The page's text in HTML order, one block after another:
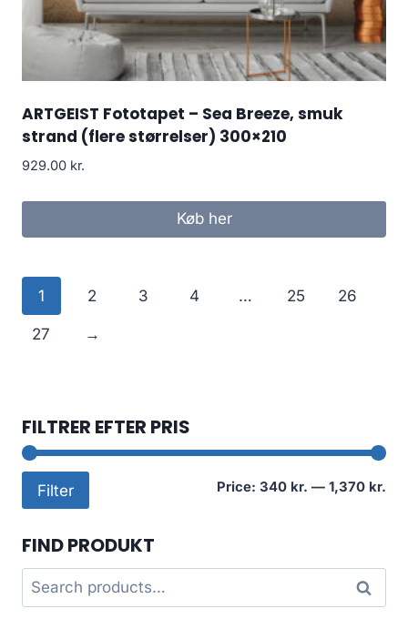
ARTGEIST Fototapet – Sea Breeze, smuk
strand (flere størrelser) 300×210
929.00 kr.
Køb her
1 2 3 4 … 25 26
27 →
FILTRER EFTER PRIS
Filter Price: 340 kr. — 1,370 kr.
FIND PRODUKT
Search
for:
Search